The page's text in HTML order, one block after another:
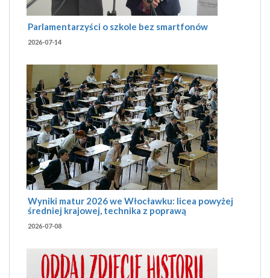
Parlamentarzyści o szkole bez smartfonów
2026-07-14
Wyniki matur 2026 we Włocławku: licea powyżej
średniej krajowej, technika z poprawą
2026-07-08